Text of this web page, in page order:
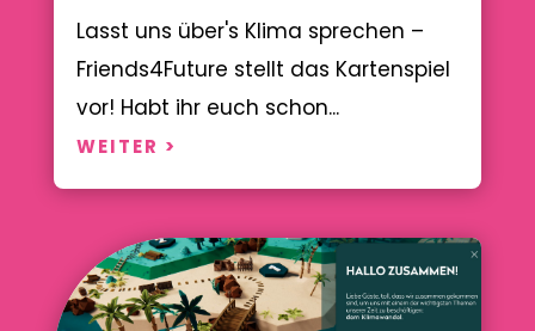
Lasst uns über's Klima sprechen –
Friends4Future stellt das Kartenspiel
vor! Habt ihr euch schon...
WEITER >